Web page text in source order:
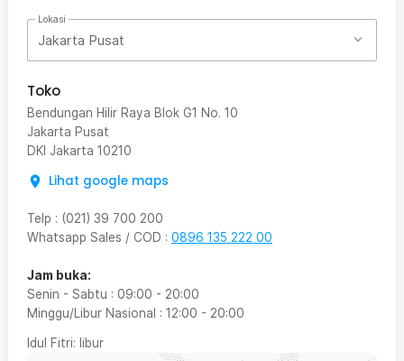
Lokasi
Jakarta Pusat
Toko
Bendungan Hilir Raya Blok G1 No. 10
Jakarta Pusat
DKI Jakarta 10210
Lihat google maps
Telp : (021) 39 700 200
Whatsapp Sales / COD : 0896 135 222 00
Jam buka:
Senin - Sabtu : 09:00 - 20:00
Minggu/Libur Nasional : 12:00 - 20:00
Idul Fitri: libur